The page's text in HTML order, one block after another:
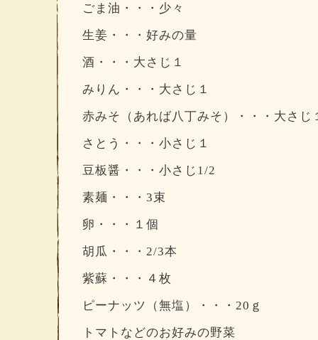
ごま油・・・少々
生姜・・・好みの量
酒・・・大さじ１
みりん・・・大さじ１
赤みそ（あれば八丁みそ）・・・大さじ
さとう・・・小さじ１
豆板醤・・・小さじ1/2
素麺・・・3束
卵・・・１個
胡瓜・・・2/3本
紫蘇・・・４枚
ピーナッツ（無塩）・・・20ｇ
トマトなどのお好みの野菜